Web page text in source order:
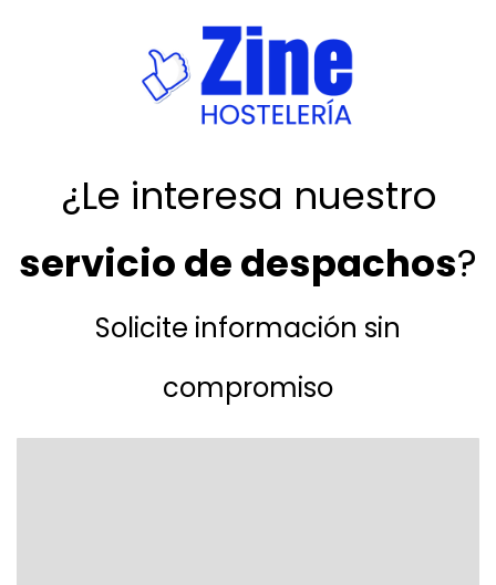
¿Le interesa nuestro
servicio de despachos?
Solicite información sin
compromiso